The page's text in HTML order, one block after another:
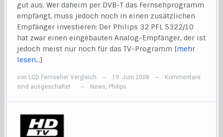
gut aus. Wer daheim per DVB-T das Fernsehprogramm
empfängt, muss jedoch noch in einen zusätzlichen
Empfänger investieren: Der Philips 32 PFL 5322/10
hat zwar einen eingebauten Analog-Empfänger, der ist
jedoch meist nur noch für das TV-Programm [mehr
lesen…]
von LCD Fernseher Vergleich — 19. Juni 2008 —
Kommentare
sind ausgeschaltet
— News, Philips